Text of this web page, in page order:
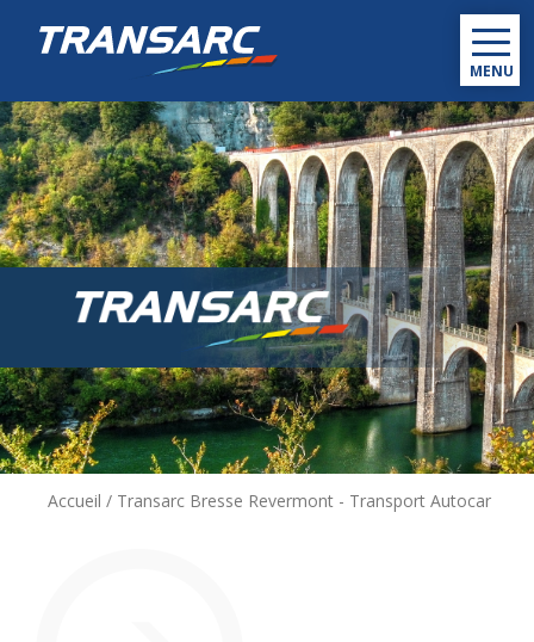
MENU
Accueil / Transarc Bresse Revermont - Transport Autocar